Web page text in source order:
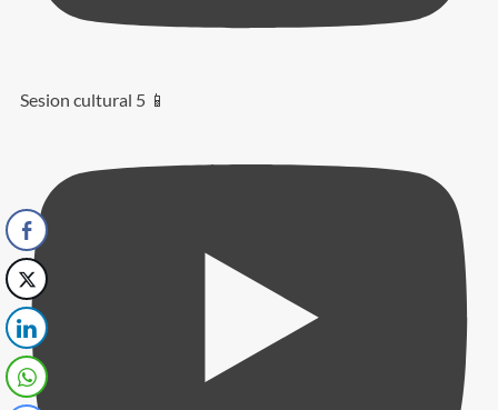
Sesion cultural 5 📱